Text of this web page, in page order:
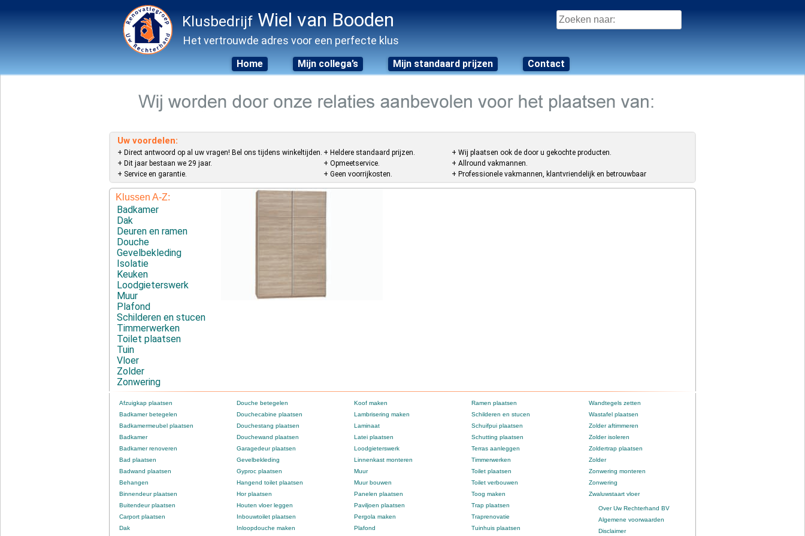
Klusbedrijf Wiel van Booden
Het vertrouwde adres voor een perfecte klus
Zoeken
naar:
Home Mijn collega’s Mijn standaard prijzen Contact
Uw voordelen:
+ Direct antwoord op al uw vragen! Bel ons tijdens winkeltijden.
+ Dit jaar bestaan we 29 jaar.
+ Service en garantie.
+ Heldere standaard prijzen.
+ Opmeetservice.
+ Geen voorrijkosten.
+ Wij plaatsen ook de door u gekochte producten.
+ Allround vakmannen.
+ Professionele vakmannen, klantvriendelijk en betrouwbaar
Klussen A-Z:
Badkamer
Dak
Deuren en ramen
Douche
Gevelbekleding
Isolatie
Keuken
Loodgieterswerk
Muur
Plafond
Schilderen en stucen
Timmerwerken
Toilet plaatsen
Tuin
Vloer
Zolder
Zonwering
Afzuigkap plaatsen
Badkamer betegelen
Badkamermeubel plaatsen
Badkamer
Badkamer renoveren
Bad plaatsen
Badwand plaatsen
Behangen
Binnendeur plaatsen
Buitendeur plaatsen
Carport plaatsen
Dak
Douche betegelen
Douchecabine plaatsen
Douchestang plaatsen
Douchewand plaatsen
Garagedeur plaatsen
Gevelbekleding
Gyproc plaatsen
Hangend toilet plaatsen
Hor plaatsen
Houten vloer leggen
Inbouwtoilet plaatsen
Inloopdouche maken
Koof maken
Lambrisering maken
Laminaat
Latei plaatsen
Loodgieterswerk
Linnenkast monteren
Muur
Muur bouwen
Panelen plaatsen
Paviljoen plaatsen
Pergola maken
Plafond
Ramen plaatsen
Schilderen en stucen
Schuifpui plaatsen
Schutting plaatsen
Terras aanleggen
Timmerwerken
Toilet plaatsen
Toilet verbouwen
Toog maken
Trap plaatsen
Traprenovatie
Tuinhuis plaatsen
Wandtegels zetten
Wastafel plaatsen
Zolder aftimmeren
Zolder isoleren
Zoldertrap plaatsen
Zolder
Zonwering monteren
Zonwering
Zwaluwstaart vloer
Over Uw Rechterhand BV
Algemene voorwaarden
Disclaimer